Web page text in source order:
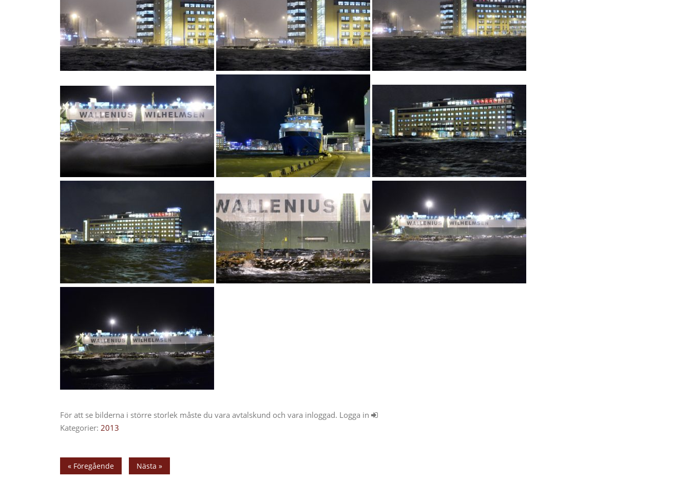
För att se bilderna i större storlek måste du vara avtalskund och vara inloggad. Logga in
Kategorier: 2013
« Föregående Nästa »